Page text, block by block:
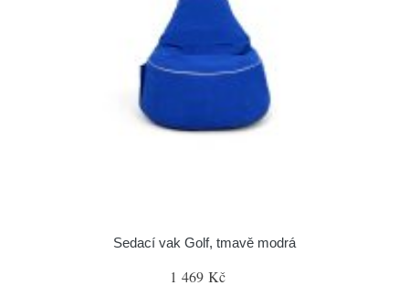
Sedací vak Golf, tmavě modrá
1 469 Kč